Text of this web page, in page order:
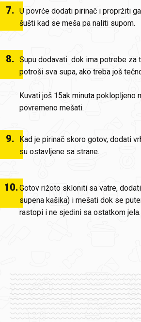
7. U povrće dodati pirinač i propržiti
šušti kad se meša pa naliti supom.
8. Supu dodavati dok ima potrebe za
potroši sva supa, ako treba još
Kuvati još 15ak minuta poklopljeno
povremeno mešati.
9.
Kad je pirinač skoro gotov, dodati
su ostavljene sa strane.
10.Gotov rižoto skloniti sa vatre,
supena kašika) i mešati dok se
rastopi i ne sjedini sa ostatkom jela.